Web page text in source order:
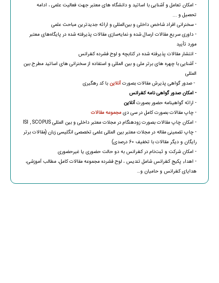
- امکان تعامل و آشنایی با اساتید و دانشگاه های معتبر جهت فعالیت علمی ، ادامه
تحصیل و ...
- سخنرانی افراد شاخص داخلی و بین‌المللی و ارائه جدیدترین مباحث علمی
- داوری سریع مقالات ارسال شده و نمایه‌سازی مقالات پذیرفته شده در پایگاه‌های معتبر
مورد تأیید
- انتشار مقالات پذیرفته شده در کتابچه و لوح فشرده کنفرانس
- آشنایی با چهره های برتر ملی و بین المللی و استفاده از سخنرانی های اساتید مطرح بین
المللی
- صدور گواهی پذیرش مقالات بصورتآنلاینبا کد رهگیری
- امکان صدور گواهی نامه کنفرانس
- ارائه گواهینامه حضور بصورتآنلاین
- چاپ مقالات بصورت کامل در سی دی مجموعه مقالات
- امکان چاپ مقالات بصورت زودهنگام در مجلات معتبر داخلی و بین المللی ISI , SCOPUS
- چاپ تضمینی مقاله در مجلات معتبر بین المللی علمی تخصصی انگلیسی زبان (مقالات برتر
رایگان و دیگر مقالات با تخفیف 60 درصدی)
- امکان شرکت و ثبت‌نام در کنفرانس به دو حالت حضوری یا غیرحضوری
- اهداء پکیج کنفرانس شامل تندیس ، لوح فشرده مجموعه مقالات کامل، مطالب آموزشی،
هدایای کنفرانس و حامیان و…